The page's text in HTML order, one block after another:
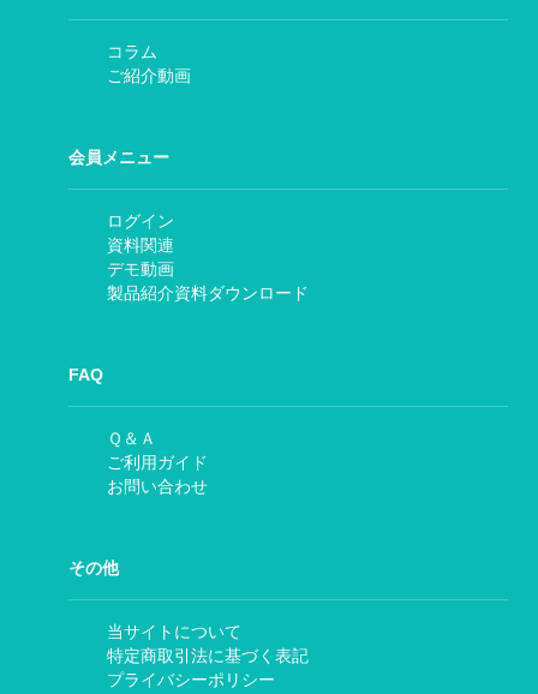
コラム
ご紹介動画
会員メニュー
ログイン
資料関連
デモ動画
製品紹介資料ダウンロード
FAQ
Ｑ＆Ａ
ご利用ガイド
お問い合わせ
その他
当サイトについて
特定商取引法に基づく表記
プライバシーポリシー